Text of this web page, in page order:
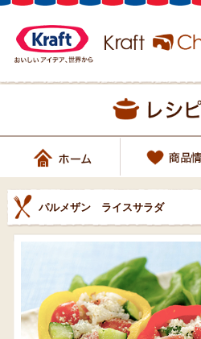
パルメザン ライスサラダ